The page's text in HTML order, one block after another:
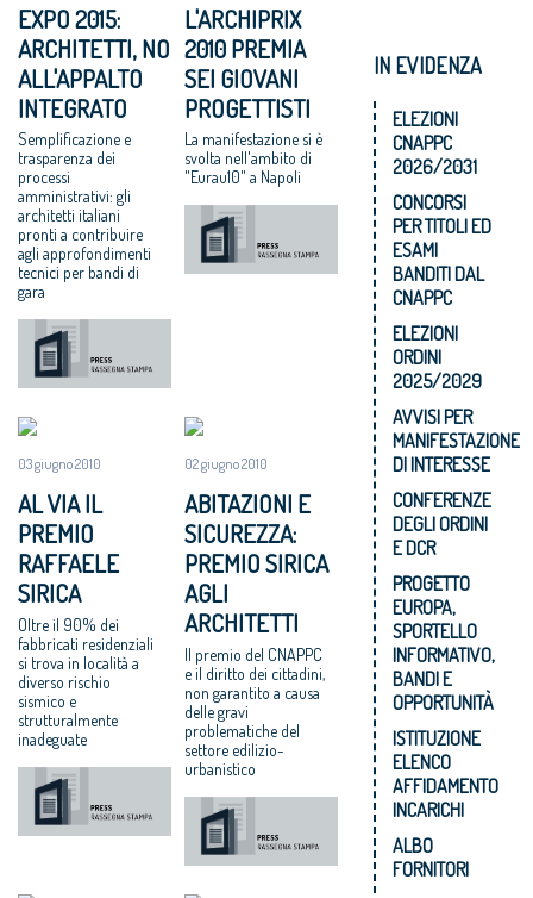
EXPO 2015:
ARCHITETTI, NO
ALL'APPALTO
INTEGRATO
Semplificazione e
trasparenza dei
processi
amministrativi: gli
architetti italiani
pronti a contribuire
agli approfondimenti
tecnici per bandi di
gara
L'ARCHIPRIX
2010 PREMIA
SEI GIOVANI
PROGETTISTI
La manifestazione si è
svolta nell'ambito di
"Eurau10" a Napoli
03 giugno 2010
AL VIA IL
PREMIO
RAFFAELE
SIRICA
Oltre il 90% dei
fabbricati residenziali
si trova in località a
diverso rischio
sismico e
strutturalmente
inadeguate
02 giugno 2010
ABITAZIONI E
SICUREZZA:
PREMIO SIRICA
AGLI
ARCHITETTI
Il premio del CNAPPC
e il diritto dei cittadini,
non garantito a causa
delle gravi
problematiche del
settore edilizio-
urbanistico
IN EVIDENZA
ELEZIONI
CNAPPC
2026/2031
CONCORSI
PER TITOLI ED
ESAMI
BANDITI DAL
CNAPPC
ELEZIONI
ORDINI
2025/2029
AVVISI PER
MANIFESTAZIONE
DI INTERESSE
CONFERENZE
DEGLI ORDINI
E DCR
PROGETTO
EUROPA,
SPORTELLO
INFORMATIVO,
BANDI E
OPPORTUNITÀ
ISTITUZIONE
ELENCO
AFFIDAMENTO
INCARICHI
ALBO
FORNITORI